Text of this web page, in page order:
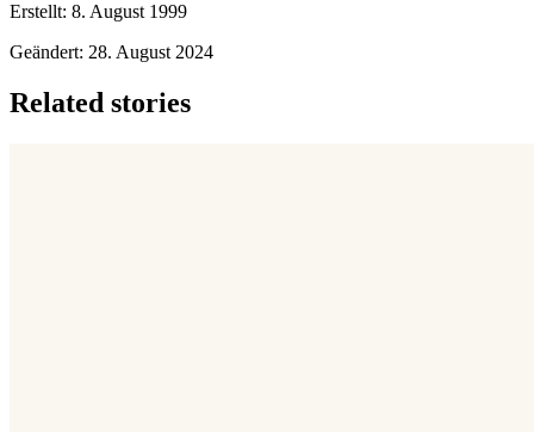
Erstellt: 8. August 1999
Geändert: 28. August 2024
Related stories